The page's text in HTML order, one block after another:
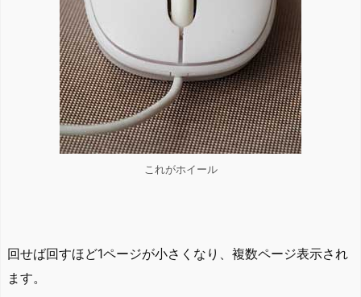
これがホイール
回せば回すほど1ページが小さくなり、複数ページ表示され
ます。